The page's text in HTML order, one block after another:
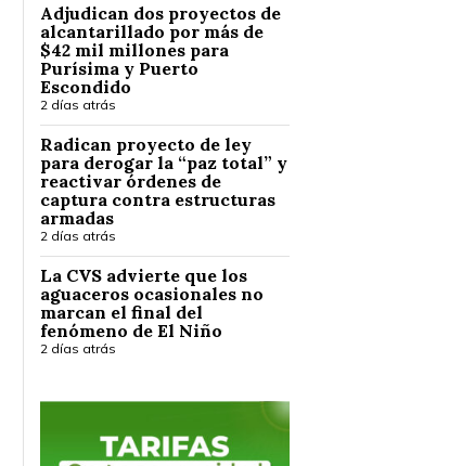
Adjudican dos proyectos de
alcantarillado por más de
$42 mil millones para
Purísima y Puerto
Escondido
2 días atrás
Radican proyecto de ley
para derogar la “paz total” y
reactivar órdenes de
captura contra estructuras
armadas
2 días atrás
La CVS advierte que los
aguaceros ocasionales no
marcan el final del
fenómeno de El Niño
2 días atrás